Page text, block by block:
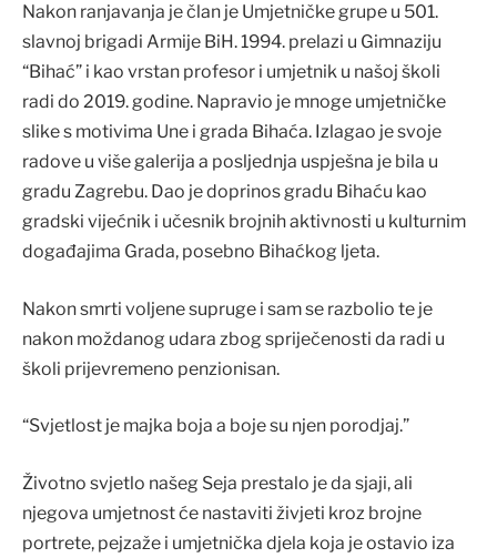
Nakon ranjavanja je član je Umjetničke grupe u 501.
slavnoj brigadi Armije BiH. 1994. prelazi u Gimnaziju
“Bihać” i kao vrstan profesor i umjetnik u našoj školi
radi do 2019. godine. Napravio je mnoge umjetničke
slike s motivima Une i grada Bihaća. Izlagao je svoje
radove u više galerija a posljednja uspješna je bila u
gradu Zagrebu. Dao je doprinos gradu Bihaću kao
gradski vijećnik i učesnik brojnih aktivnosti u kulturnim
događajima Grada, posebno Bihaćkog ljeta.
Nakon smrti voljene supruge i sam se razbolio te je
nakon moždanog udara zbog spriječenosti da radi u
školi prijevremeno penzionisan.
“Svjetlost je majka boja a boje su njen porodjaj.”
Životno svjetlo našeg Seja prestalo je da sjaji, ali
njegova umjetnost će nastaviti živjeti kroz brojne
portrete, pejzaže i umjetnička djela koja je ostavio iza